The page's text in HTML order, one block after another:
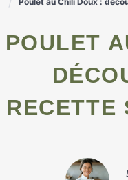
POULET AU CHILI DOUX :
RECETTE